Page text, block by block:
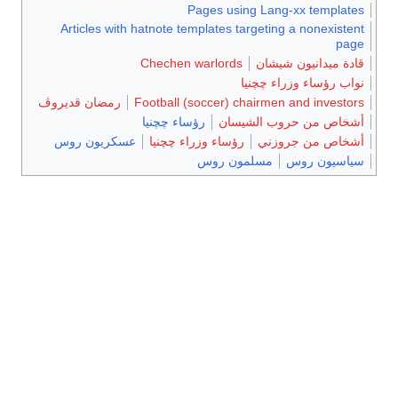
Pages using Lang-xx templates
Articles with hatnote templates targeting a nonexistent
page
قادة ميدانيون شيشان
Chechen warlords
نواب رؤساء وزراء چچنيا
Football (soccer) chairmen and investors
رمضان قديروڤ
أشخاص من حروب الشيسان
رؤساء چچنيا
أشخاص من جروزني
رؤساء وزراء چچنيا
عسكريون روس
سياسيون روس
مسلمون روس